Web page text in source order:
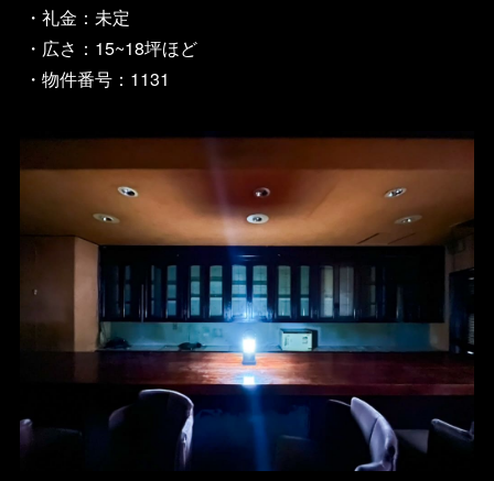
・礼金：未定
・広さ：15~18坪ほど
・物件番号：1131